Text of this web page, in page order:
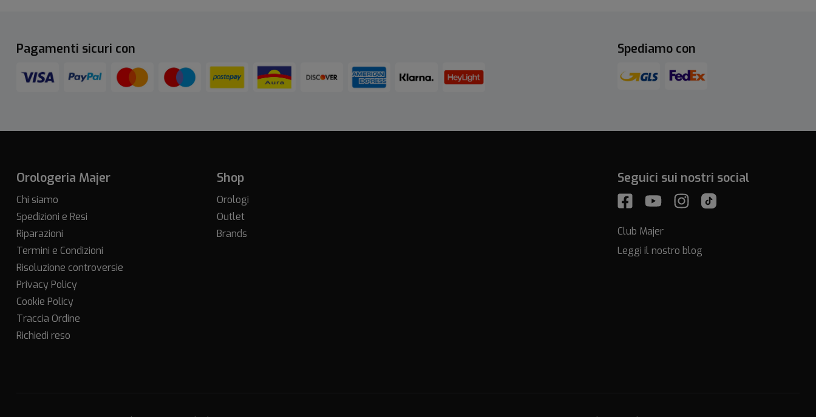
Pagamenti sicuri con Spediamo con
Orologeria Majer
Chi siamo
Spedizioni e Resi
Riparazioni
Termini e Condizioni
Risoluzione controversie
Privacy Policy
Cookie Policy
Traccia Ordine
Richiedi reso
Shop
Orologi
Outlet
Brands
Seguici sui nostri social
Club Majer
Leggi il nostro blog